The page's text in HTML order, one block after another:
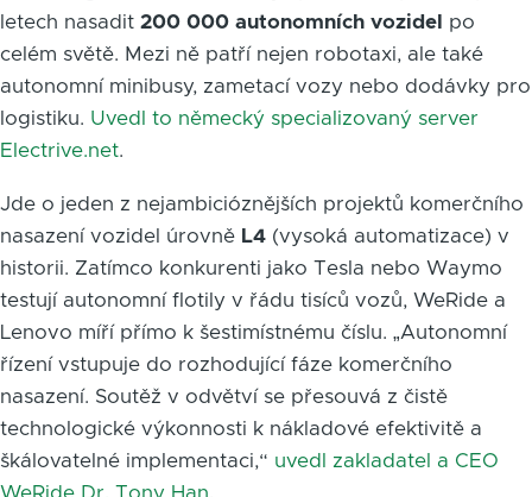
letech nasadit 200 000 autonomních vozidel
po
celém světě. Mezi ně patří nejen robotaxi, ale také
autonomní minibusy, zametací vozy nebo dodávky pro
logistiku. Uvedl to německý specializovaný server
Electrive.net.
Jde o jeden z nejambicióznějších projektů komerčního
nasazení vozidel úrovně L4 (vysoká automatizace) v
historii. Zatímco konkurenti jako Tesla nebo Waymo
testují autonomní flotily v řádu tisíců vozů, WeRide a
Lenovo míří přímo k šestimístnému číslu. „Autonomní
řízení vstupuje do rozhodující fáze komerčního
nasazení. Soutěž v odvětví se přesouvá z čistě
technologické výkonnosti k nákladové efektivitě a
škálovatelné implementaci,“ uvedl zakladatel a CEO
WeRide Dr. Tony Han.